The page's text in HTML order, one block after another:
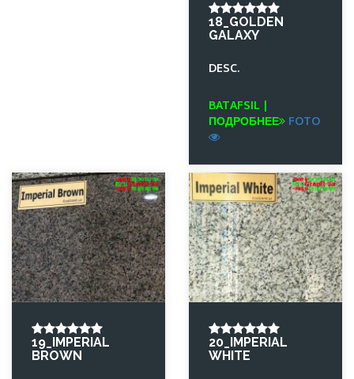
18_GOLDEN
GALAXY
DESC.
BATAFSIL |
ПОДРОБНЕЕ
FOTO
19_IMPERIAL
BROWN
20_IMPERIAL
WHITE